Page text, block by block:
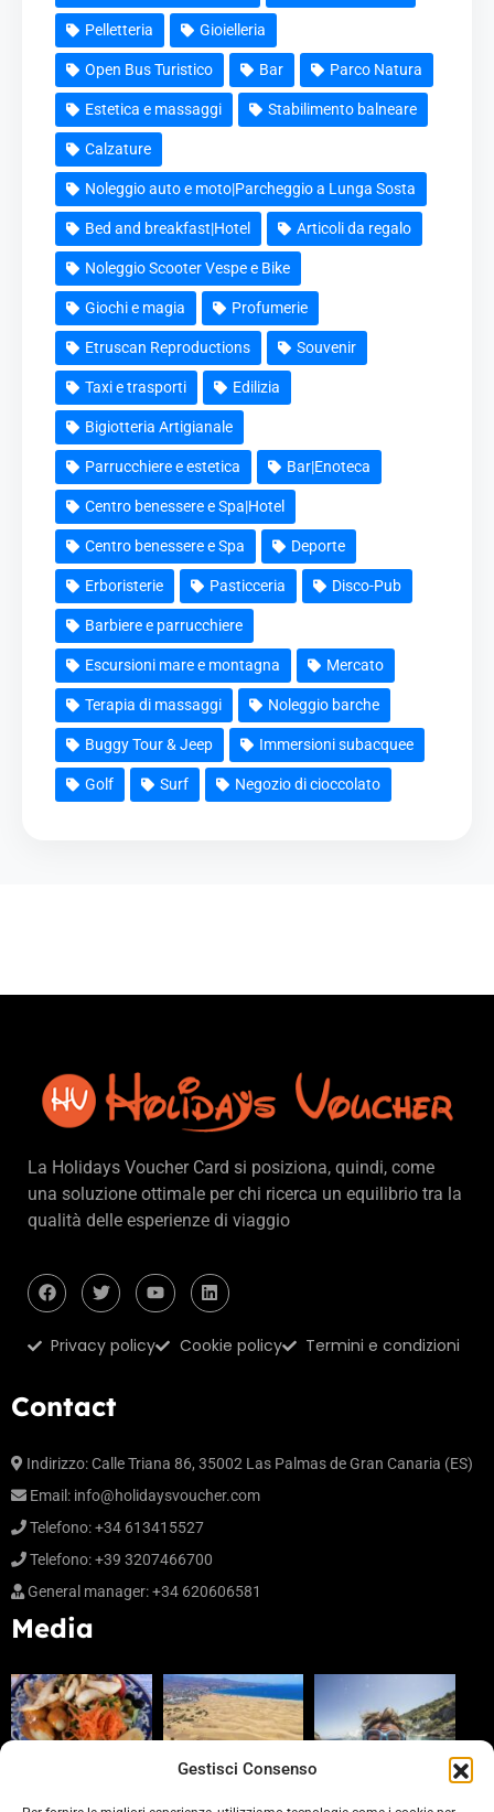
Gestisci Consenso
Pelletteria Gioielleria
Open Bus Turistico Bar Parco Natura
Estetica e massaggi Stabilimento balneare
Calzature
Noleggio auto e moto|Parcheggio a Lunga Sosta
Bed and breakfast|Hotel Articoli da regalo
Noleggio Scooter Vespe e Bike
Giochi e magia Profumerie
Etruscan Reproductions Souvenir
Taxi e trasporti Edilizia
Bigiotteria Artigianale
Parrucchiere e estetica Bar|Enoteca
Centro benessere e Spa|Hotel
Centro benessere e Spa Deporte
Erboristerie Pasticceria Disco-Pub
Barbiere e parrucchiere
Escursioni mare e montagna Mercato
Terapia di massaggi Noleggio barche
Buggy Tour & Jeep Immersioni subacquee
Golf Surf Negozio di cioccolato
La Holidays Voucher Card si posiziona, quindi, come
una soluzione ottimale per chi ricerca un equilibrio tra la
qualità delle esperienze di viaggio
Privacy policy Cookie policy Termini e condizioni
Contact
Indirizzo: Calle Triana 86, 35002 Las Palmas de Gran Canaria (ES)
Email: info@holidaysvoucher.com
Telefono: +34 613415527
Telefono: +39 3207466700
General manager: +34 620606581
Media